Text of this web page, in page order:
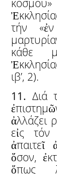
τήν
κάθε
ιβ’, 2).
11. Διά
ἀλλάζει
εἰς
ἀπαιτεῖ
ὅσον,
ὅπως